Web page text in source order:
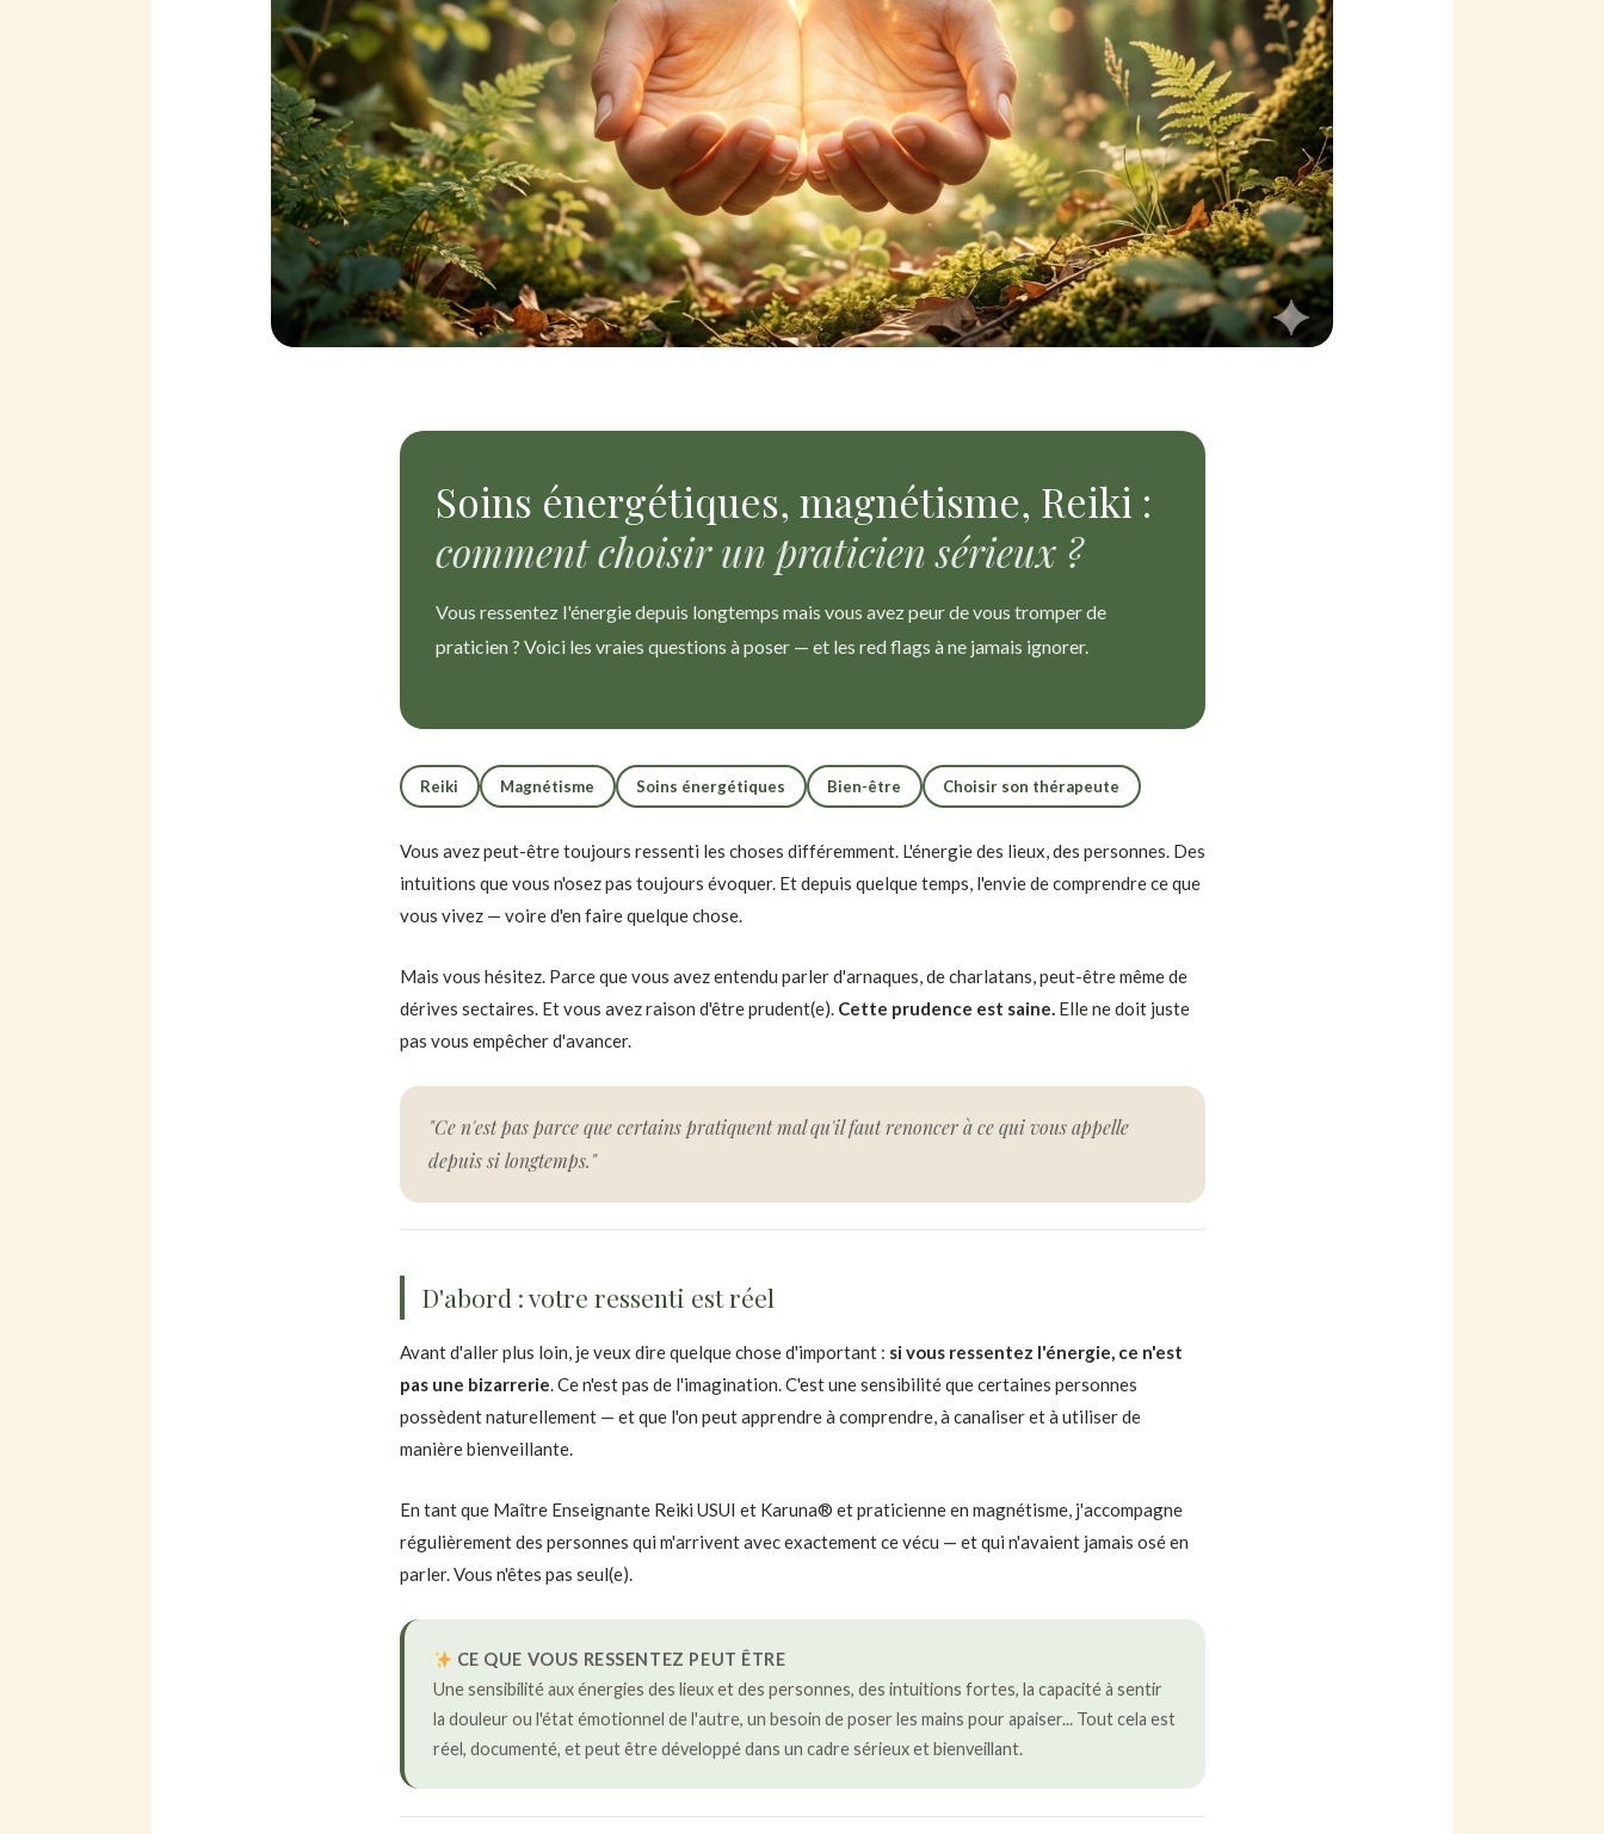
Soins énergétiques, magnétisme, Reiki :
comment choisir un praticien sérieux ?
Vous ressentez l'énergie depuis longtemps mais vous avez peur de vous tromper de
praticien ? Voici les vraies questions à poser — et les red flags à ne jamais ignorer.
Reiki Magnétisme Soins énergétiques Bien-être Choisir son thérapeute
Vous avez peut-être toujours ressenti les choses différemment. L'énergie des lieux, des personnes. Des
intuitions que vous n'osez pas toujours évoquer. Et depuis quelque temps, l'envie de comprendre ce que
vous vivez — voire d'en faire quelque chose.
Mais vous hésitez. Parce que vous avez entendu parler d'arnaques, de charlatans, peut-être même de
dérives sectaires. Et vous avez raison d'être prudent(e). Cette prudence est saine.Elle ne doit juste
pas vous empêcher d'avancer.
"Ce n'est pas parce que certains pratiquent mal qu'il faut renoncer à ce qui vous appelle
depuis si longtemps."
D'abord : votre ressenti est réel
Avant d'aller plus loin, je veux dire quelque chose d'important : si vous ressentez l'énergie, ce n'est
pas une bizarrerie. Ce n'est pas de l'imagination. C'est une sensibilité que certaines personnes
possèdent naturellement — et que l'on peut apprendre à comprendre, à canaliser et à utiliser de
manière bienveillante.
En tant que Maître Enseignante Reiki USUI et Karuna® et praticienne en magnétisme, j'accompagne
régulièrement des personnes qui m'arrivent avec exactement ce vécu — et qui n'avaient jamais osé en
parler. Vous n'êtes pas seul(e).
CE QUE VOUS RESSENTEZ PEUT ÊTRE
Une sensibilité aux énergies des lieux et des personnes, des intuitions fortes, la capacité à sentir
la douleur ou l'état émotionnel de l'autre, un besoin de poser les mains pour apaiser... Tout cela est
réel, documenté, et peut être développé dans un cadre sérieux et bienveillant.